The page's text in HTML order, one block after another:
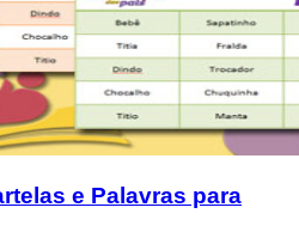
e Palavras para